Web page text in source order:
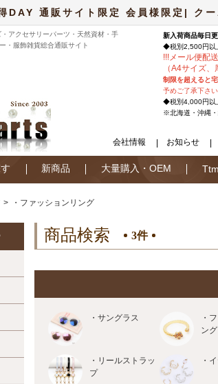
DAY 通販サイト限定 会員様限定| ク
アクセサリーパーツ・天然資材・手
・服飾雑貨総合通販サイト
新入荷商品毎日更
◆税別2,500円以
!!!メール便配
（A4サイズ
制限を超えると
予めご了承下さい
◆税別4,000円以
※北海道・沖縄・
会社情報 お知らせ
新商品 大量購入・OEM
・ファッションリング
商品検索 3件
・サングラス
・
ング
・リールストラッ
プ
・